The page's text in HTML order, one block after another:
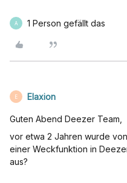
A 1 Person gefällt das
E Elaxion
Guten Abend Deezer Team,
vor etwa 2 Jahren wurde
einer Weckfunktion in
aus?